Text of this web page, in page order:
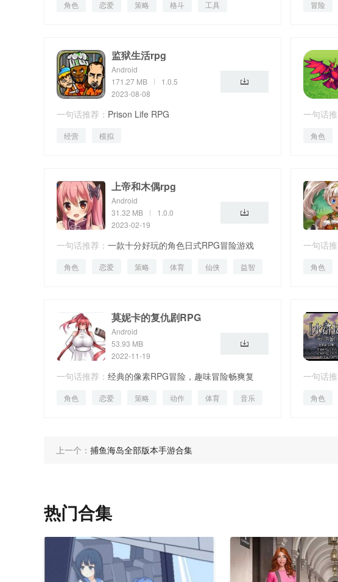
恶魔三角恋的故事。
角色 恋爱 策略 格斗 工具
对手，
冒险
监狱生活rpg
Android
171.27 MB
1.0.5
2023-08-08
一句话推荐： Prison Life RPG
经营 模拟
一句话推
角色
上帝和木偶rpg
Android
31.32 MB
1.0.0
2023-02-19
一句话推荐： 一款十分好玩的角色日式RPG冒险游戏
角色 恋爱 策略 体育 仙侠
益智
一句话推
角色
莫妮卡的复仇剧RPG
Android
53.93 MB
2022-11-19
一句话推荐： 经典的像素RPG冒险，趣味冒险畅爽复
仇。
角色 恋爱 策略 动作 体育
音乐
一句话推
略类游戏
角色
上一个： 捕鱼海岛全部版本手游合集
热门合集